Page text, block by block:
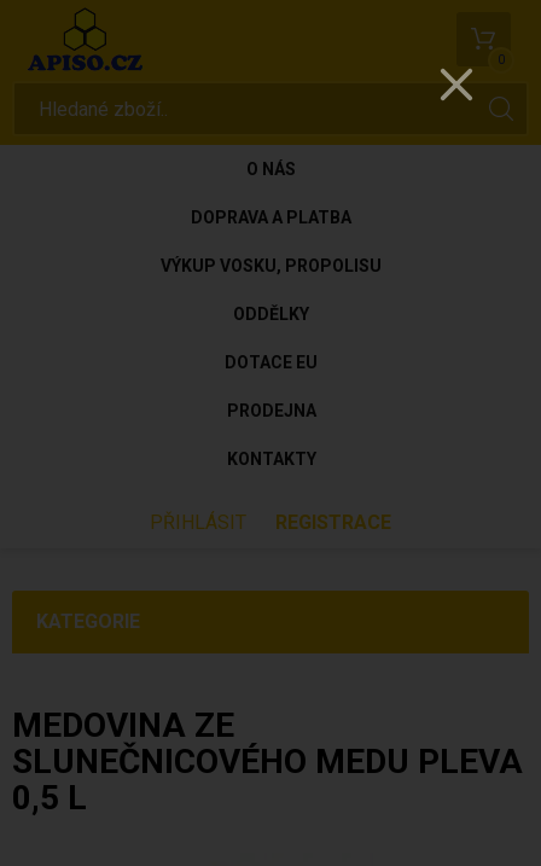
0
O NÁS
DOPRAVA A PLATBA
VÝKUP VOSKU, PROPOLISU
ODDĚLKY
DOTACE EU
PRODEJNA
KONTAKTY
PŘIHLÁSIT REGISTRACE
KATEGORIE
MEDOVINA ZE
SLUNEČNICOVÉHO MEDU PLEVA
0,5 L